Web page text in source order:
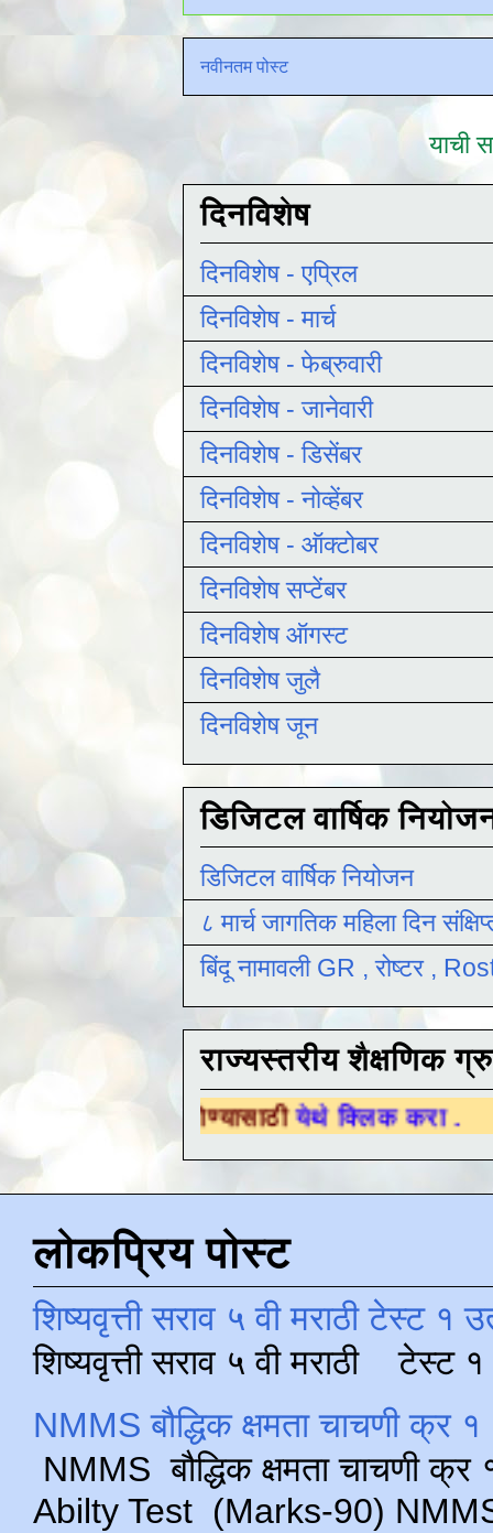
नवीनतम पोस्ट
याची
दिनविशेष
दिनविशेष - एप्रिल
दिनविशेष - मार्च
दिनविशेष - फेब्रुवारी
दिनविशेष - जानेवारी
दिनविशेष - डिसेंबर
दिनविशेष - नोव्हेंबर
दिनविशेष - ऑक्टोबर
दिनविशेष सप्टेंबर
दिनविशेष ऑगस्ट
दिनविशेष जुलै
दिनविशेष जून
डिजिटल वार्षिक
डिजिटल वार्षिक नियोजन
८ मार्च जागतिक महिला दिन
बिंदू नामावली GR , रोष्टर ,
राज्यस्तरीय शैक्षणिक
होण्यासाठी येथे क्लिक करा .
लोकप्रिय पोस्ट
शिष्यवृत्ती सराव ५ वी मराठी टेस्ट १
शिष्यवृत्ती सराव ५ वी मराठी टेस्ट
NMMS बौद्धिक क्षमता चाचणी क्र
NMMS बौद्धिक क्षमता चाचणी
Abilty Test (Marks-90) NMMS